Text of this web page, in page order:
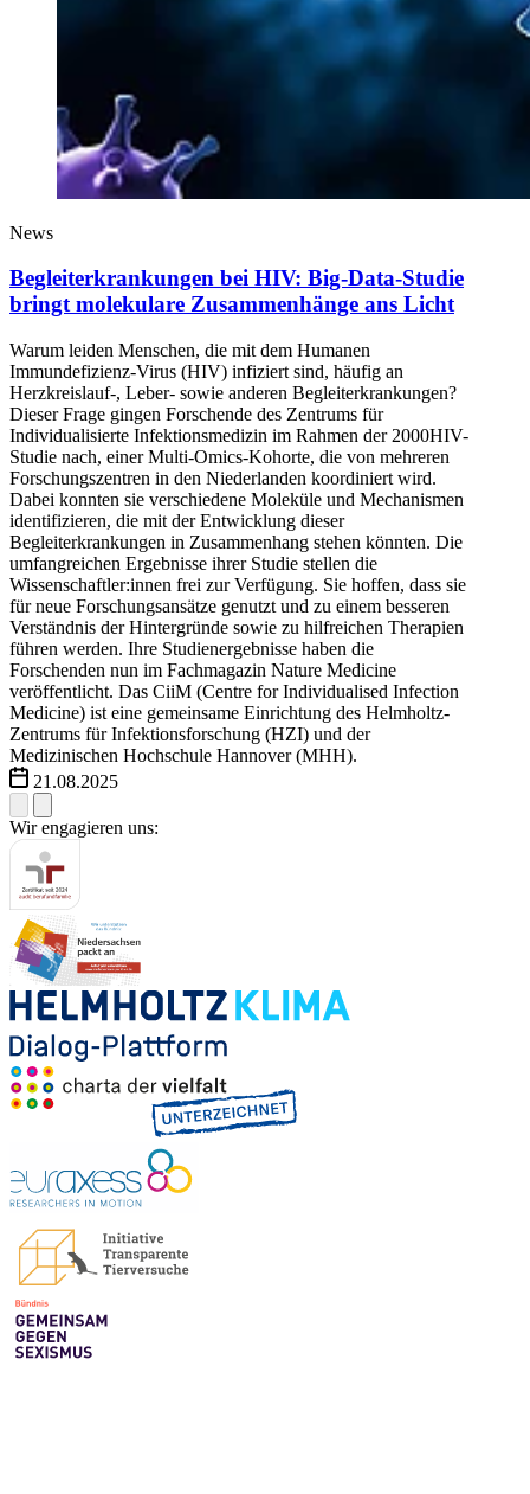
News
Begleiterkrankungen bei HIV: Big-Data-Studie
bringt molekulare Zusammenhänge ans Licht
Warum leiden Menschen, die mit dem Humanen
Immundefizienz-Virus (HIV) infiziert sind, häufig an
Herzkreislauf-, Leber- sowie anderen Begleiterkrankungen?
Dieser Frage gingen Forschende des Zentrums für
Individualisierte Infektionsmedizin im Rahmen der 2000HIV-
Studie nach, einer Multi-Omics-Kohorte, die von mehreren
Forschungszentren in den Niederlanden koordiniert wird.
Dabei konnten sie verschiedene Moleküle und Mechanismen
identifizieren, die mit der Entwicklung dieser
Begleiterkrankungen in Zusammenhang stehen könnten. Die
umfangreichen Ergebnisse ihrer Studie stellen die
Wissenschaftler:innen frei zur Verfügung. Sie hoffen, dass sie
für neue Forschungsansätze genutzt und zu einem besseren
Verständnis der Hintergründe sowie zu hilfreichen Therapien
führen werden. Ihre Studienergebnisse haben die
Forschenden nun im Fachmagazin Nature Medicine
veröffentlicht. Das CiiM (Centre for Individualised Infection
Medicine) ist eine gemeinsame Einrichtung des Helmholtz-
Zentrums für Infektionsforschung (HZI) und der
Medizinischen Hochschule Hannover (MHH).
21.08.2025
Wir engagieren uns: